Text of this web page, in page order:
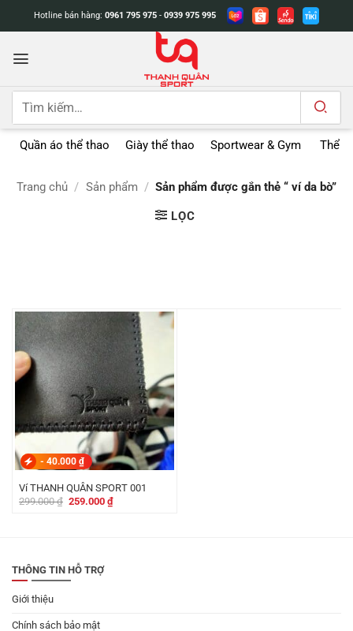
dung
Hotline bán hàng: 0961 795 975 - 0939 975 995
Tìm
Quần áo thể thao Giày thể thao Sportwear & Gym Thể
Trang chủ / Sản phẩm / Sản phẩm được gắn thẻ “ ví da bò”
LỌC
- 40.000 ₫
Ví THANH QUÂN SPORT 001
299.000₫ Giá
259.000 ₫Giá
hiện
THÔNG TIN HỖ TRỢ
Giới thiệu
Chính sách bảo mật